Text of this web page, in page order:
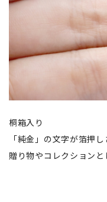
桐箱入り
「純金」の文字が箔押し
贈り物やコレクションと